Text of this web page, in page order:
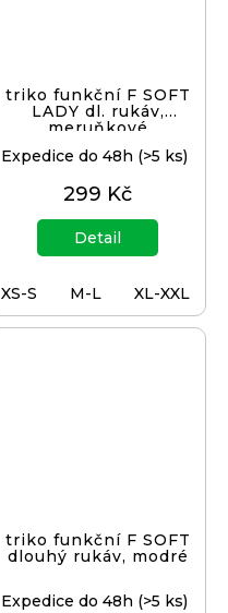
XS
triko funkční F SOFT
LADY dl. rukáv,
meruňkové
Expedice do 48h (>5 ks)
299 Kč
Detail
XS-S M-L XL-XXL
triko funkční F SOFT
dlouhý rukáv, modré
Expedice do 48h (>5 ks)